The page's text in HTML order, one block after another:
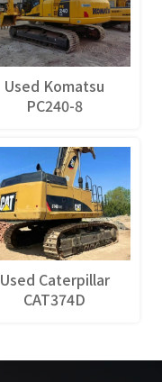
Used Komatsu
PC240-8
Used Caterpillar
CAT374D